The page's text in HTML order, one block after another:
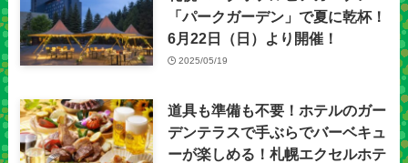
「パークガーデン」で夏に乾杯！
6月22日（日）より開催！
2025/05/19
道具も準備も不要！ホテルのガー
デンテラスで手ぶらでバーベキュ
ーが楽しめる！札幌エクセルホテ